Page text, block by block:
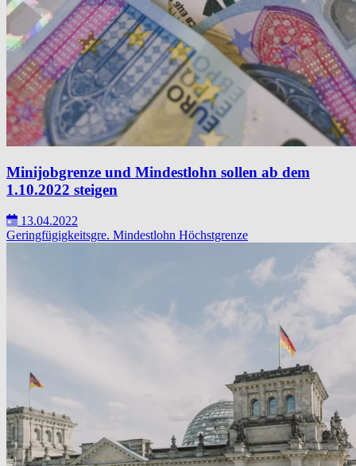
Minijobgrenze und Mindestlohn sollen ab dem
1.10.2022 steigen
13.04.2022
Geringfügigkeitsgre. Mindestlohn Höchstgrenze